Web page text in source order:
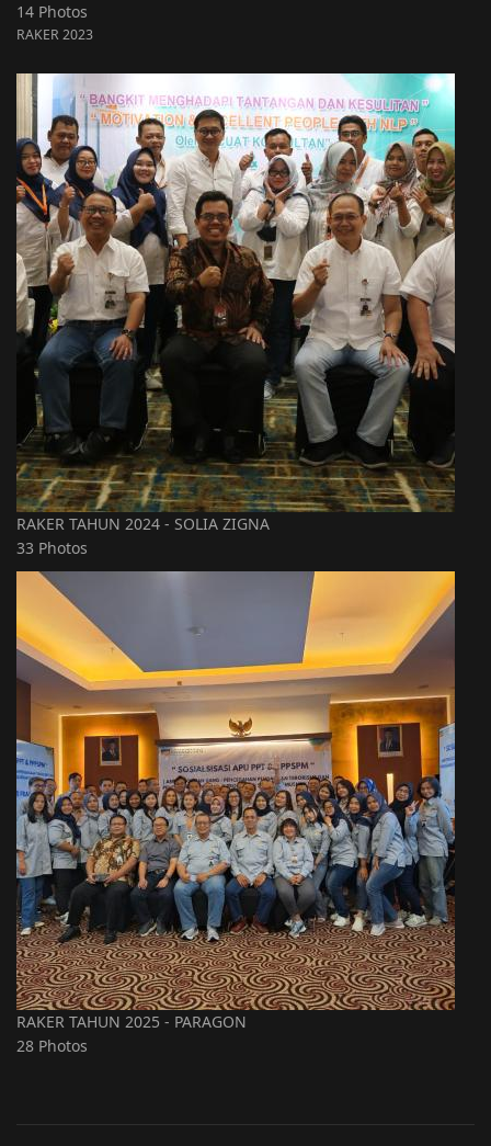
14 Photos
RAKER 2023
RAKER TAHUN 2024 - SOLIA ZIGNA
33 Photos
RAKER TAHUN 2025 - PARAGON
28 Photos